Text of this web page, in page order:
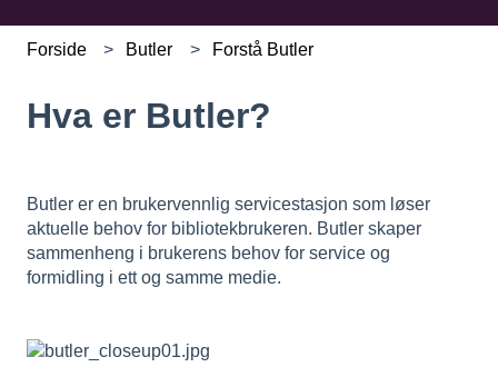
Forside Butler Forstå Butler
Hva er Butler?
Butler er en brukervennlig servicestasjon som løser
aktuelle behov for bibliotekbrukeren. Butler skaper
sammenheng i brukerens behov for service og
formidling i ett og samme medie.